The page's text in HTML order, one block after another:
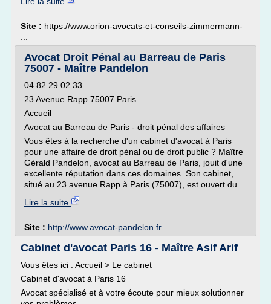
Site : https://www.orion-avocats-et-conseils-zimmermann-
Avocat Droit Pénal au Barreau de Paris
75007 - Maître Pandelon
04 82 29 02 33
23 Avenue Rapp 75007 Paris
Accueil
Avocat au Barreau de Paris - droit pénal des affaires
Vous êtes à la recherche d'un cabinet d'avocat à Paris
pour une affaire de droit pénal ou de droit public ? Maître
Gérald Pandelon, avocat au Barreau de Paris, jouit d'une
excellente réputation dans ces domaines. Son cabinet,
situé au 23 avenue Rapp à Paris (75007), est ouvert du...
Lire la suite
Site : http://www.avocat-pandelon.fr
Cabinet d'avocat Paris 16 - Maître Asif Arif
Vous êtes ici : Accueil > Le cabinet
Cabinet d'avocat à Paris 16
Avocat spécialisé et à votre écoute pour mieux solutionner